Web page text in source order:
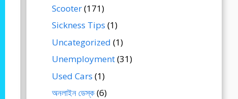
Scooter(171)
Sickness Tips (1)
Uncategorized (1)
Unemployment(31)
Used Cars (1)
অনলাইন ডেস্ক(6)